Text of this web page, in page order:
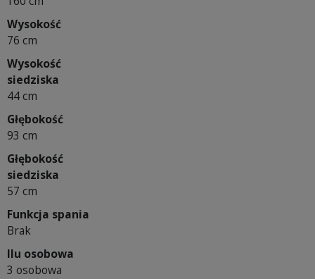
Wysokość
76 cm
Wysokość
siedziska
44 cm
Głębokość
93 cm
Głębokość
siedziska
57 cm
Funkcja spania
Brak
Ilu osobowa
3 osobowa